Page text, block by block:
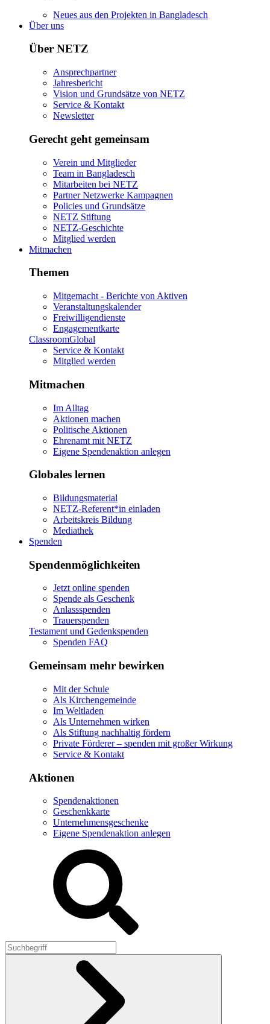
Neues aus den Projekten in Bangladesch
Über uns
Über NETZ
Ansprechpartner
Jahresbericht
Vision und Grundsätze von NETZ
Service & Kontakt
Newsletter
Gerecht geht gemeinsam
Verein und Mitglieder
Team in Bangladesch
Mitarbeiten bei NETZ
Partner Netzwerke Kampagnen
Policies und Grundsätze
NETZ Stiftung
NETZ-Geschichte
Mitglied werden
Mitmachen
Themen
Mitgemacht - Berichte von Aktiven
Veranstaltungskalender
Freiwilligendienste
Engagementkarte
ClassroomGlobal
Service & Kontakt
Mitglied werden
Mitmachen
Im Alltag
Aktionen machen
Politische Aktionen
Ehrenamt mit NETZ
Eigene Spendenaktion anlegen
Globales lernen
Bildungsmaterial
NETZ-Referent*in einladen
Arbeitskreis Bildung
Mediathek
Spenden
Spendenmöglichkeiten
Jetzt online spenden
Spende als Geschenk
Anlassspenden
Trauerspenden
Testament und Gedenkspenden
Spenden FAQ
Gemeinsam mehr bewirken
Mit der Schule
Als Kirchengemeinde
Im Weltladen
Als Unternehmen wirken
Als Stiftung nachhaltig fördern
Private Förderer – spenden mit großer Wirkung
Service & Kontakt
Aktionen
Spendenaktionen
Geschenkkarte
Unternehmensgeschenke
Eigene Spendenaktion anlegen